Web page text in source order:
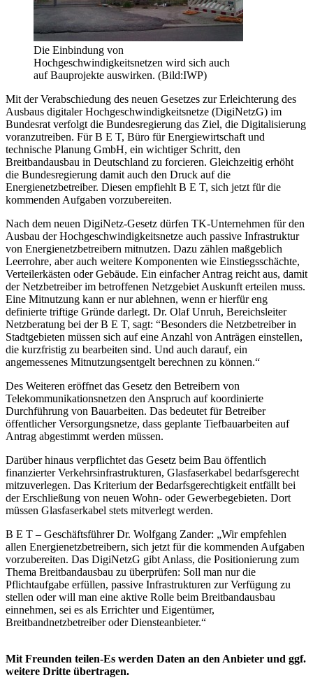
Die Einbindung von
Hochgeschwindigkeitsnetzen wird sich auch
auf Bauprojekte auswirken. (Bild:IWP)
Mit der Verabschiedung des neuen Gesetzes zur Erleichterung des
Ausbaus digitaler Hochgeschwindigkeitsnetze (DigiNetzG) im
Bundesrat verfolgt die Bundesregierung das Ziel, die Digitalisierung
voranzutreiben. Für B E T, Büro für Energiewirtschaft und
technische Planung GmbH, ein wichtiger Schritt, den
Breitbandausbau in Deutschland zu forcieren. Gleichzeitig erhöht
die Bundesregierung damit auch den Druck auf die
Energienetzbetreiber. Diesen empfiehlt B E T, sich jetzt für die
kommenden Aufgaben vorzubereiten.
Nach dem neuen DigiNetz-Gesetz dürfen TK-Unternehmen für den
Ausbau der Hochgeschwindigkeitsnetze auch passive Infrastruktur
von Energienetzbetreibern mitnutzen. Dazu zählen maßgeblich
Leerrohre, aber auch weitere Komponenten wie Einstiegsschächte,
Verteilerkästen oder Gebäude. Ein einfacher Antrag reicht aus, damit
der Netzbetreiber im betroffenen Netzgebiet Auskunft erteilen muss.
Eine Mitnutzung kann er nur ablehnen, wenn er hierfür eng
definierte triftige Gründe darlegt. Dr. Olaf Unruh, Bereichsleiter
Netzberatung bei der B E T, sagt: “Besonders die Netzbetreiber in
Stadtgebieten müssen sich auf eine Anzahl von Anträgen einstellen,
die kurzfristig zu bearbeiten sind. Und auch darauf, ein
angemessenes Mitnutzungsentgelt berechnen zu können.“
Des Weiteren eröffnet das Gesetz den Betreibern von
Telekommunikationsnetzen den Anspruch auf koordinierte
Durchführung von Bauarbeiten. Das bedeutet für Betreiber
öffentlicher Versorgungsnetze, dass geplante Tiefbauarbeiten auf
Antrag abgestimmt werden müssen.
Darüber hinaus verpflichtet das Gesetz beim Bau öffentlich
finanzierter Verkehrsinfrastrukturen, Glasfaserkabel bedarfsgerecht
mitzuverlegen. Das Kriterium der Bedarfsgerechtigkeit entfällt bei
der Erschließung von neuen Wohn- oder Gewerbegebieten. Dort
müssen Glasfaserkabel stets mitverlegt werden.
B E T – Geschäftsführer Dr. Wolfgang Zander: „Wir empfehlen
allen Energienetzbetreibern, sich jetzt für die kommenden Aufgaben
vorzubereiten. Das DigiNetzG gibt Anlass, die Positionierung zum
Thema Breitbandausbau zu überprüfen: Soll man nur die
Pflichtaufgabe erfüllen, passive Infrastrukturen zur Verfügung zu
stellen oder will man eine aktive Rolle beim Breitbandausbau
einnehmen, sei es als Errichter und Eigentümer,
Breitbandnetzbetreiber oder Diensteanbieter.“
Mit Freunden teilen-Es werden Daten an den Anbieter und ggf.
weitere Dritte übertragen.